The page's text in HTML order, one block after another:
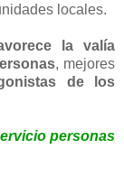
locales.
la valía
, mejores
de los
personas